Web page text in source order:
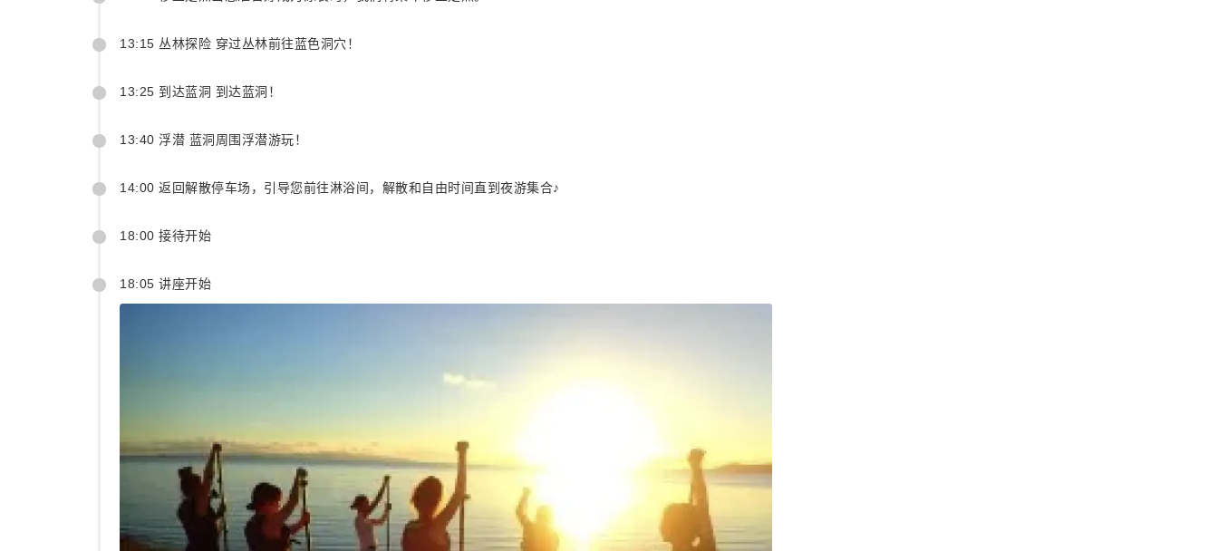
13:15 丛林探险 穿过丛林前往蓝色洞穴！
13:25 到达蓝洞 到达蓝洞！
13:40 浮潜 蓝洞周围浮潜游玩！
14:00 返回解散停车场，引导您前往淋浴间，解散和自由时间直到夜游集合♪
18:00 接待开始
18:05 讲座开始